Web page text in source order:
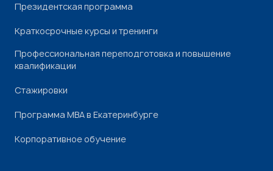
Президентская программа
Краткосрочные курсы и тренинги
Профессиональная переподготовка и повышение
квалификации
Стажировки
Программа МВА в Екатеринбурге
Корпоративное обучение